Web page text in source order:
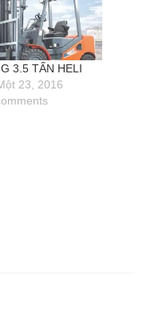
3.5 TẤN HELI
23, 2016